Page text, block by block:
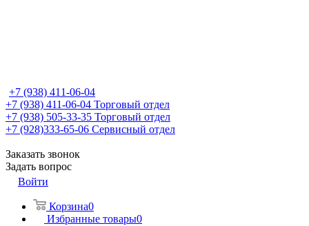
+7 (938) 411-06-04
+7 (938) 411-06-04 Торговый отдел
+7 (938) 505-33-35 Торговый отдел
+7 (928)333-65-06 Сервисный отдел
Заказать звонок
Задать вопрос
Войти
Корзина0
Избранные товары0